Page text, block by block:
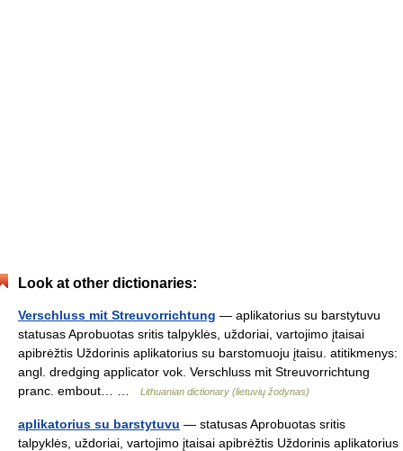
Look at other dictionaries:
Verschluss mit Streuvorrichtung — aplikatorius su barstytuvu
statusas Aprobuotas sritis talpyklės, uždoriai, vartojimo įtaisai
apibrėžtis Uždorinis aplikatorius su barstomuoju įtaisu. atitikmenys:
angl. dredging applicator vok. Verschluss mit Streuvorrichtung
pranc. embout… …
Lithuanian dictionary (lietuvių žodynas)
aplikatorius su barstytuvu — statusas Aprobuotas sritis
talpyklės, uždoriai, vartojimo įtaisai apibrėžtis Uždorinis aplikatorius